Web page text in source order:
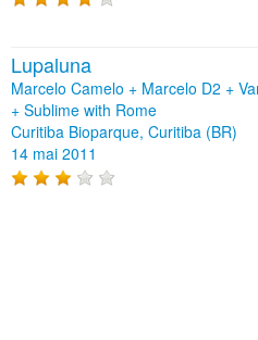
Lupaluna
Marcelo Camelo + Marcelo D2 +
+ Sublime with Rome
Curitiba Bioparque, Curitiba (BR)
14 mai 2011